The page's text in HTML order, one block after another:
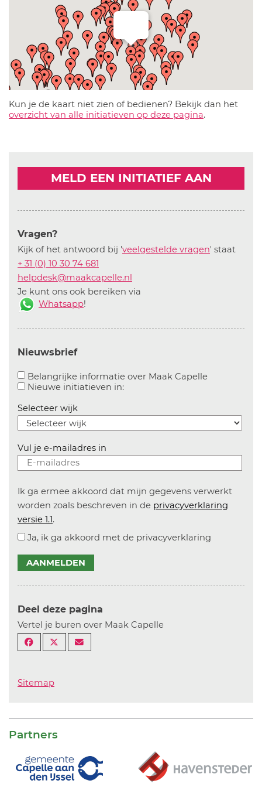
Kun je de kaart niet zien of bedienen? Bekijk dan het
overzicht van alle initiatieven op deze pagina.
MELD EEN INITIATIEF AAN
Vragen?
Kijk of het antwoord bij 'veelgestelde vragen' staat
+ 31 (0) 10 30 74 681
helpdesk@maakcapelle.nl
Je kunt ons ook bereiken via
Whatsapp!
Nieuwsbrief
Belangrijke informatie over Maak CapelleAanvinken
Nieuwe initiatieven in:Aanvinken om informatie over
Selecteer wijk
Vul je e-mailadres in
Ik ga ermee akkoord dat mijn gegevens verwerkt
worden zoals beschreven in de privacyverklaring
versie 1.1.
Ja, ik ga akkoord met de privacyverklaring
AANMELDEN
Deel deze pagina
Vertel je buren over Maak Capelle
Sitemap
Partners